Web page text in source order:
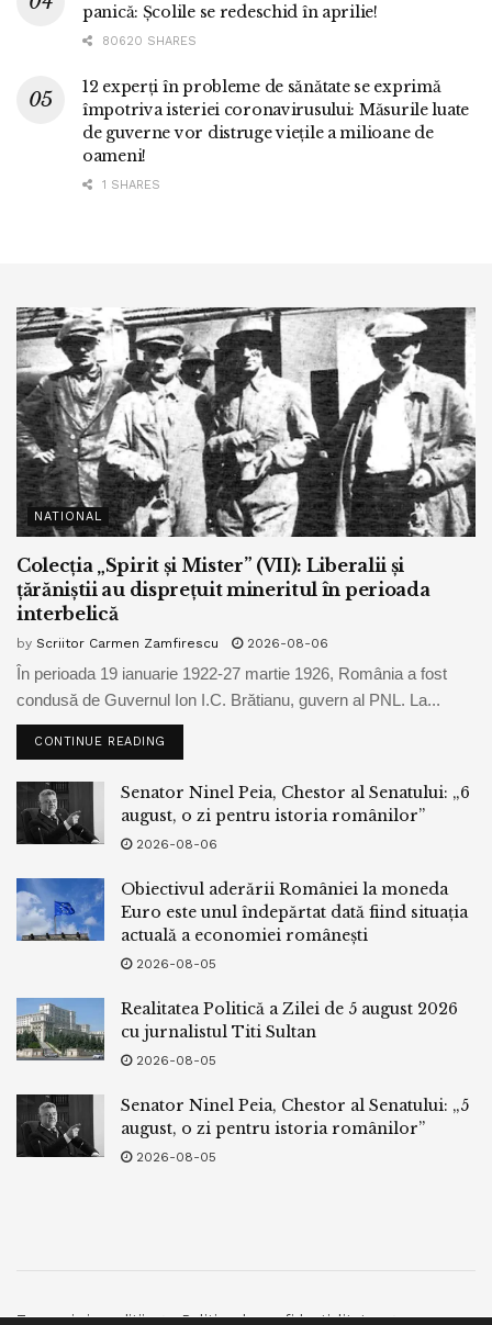
panică: Școlile se redeschid în aprilie!
80620 SHARES
12 experți în probleme de sănătate se exprimă
împotriva isteriei coronavirusului: Măsurile luate
de guverne vor distruge viețile a milioane de
oameni!
1 SHARES
NATIONAL
Colecția „Spirit și Mister” (VII): Liberalii și
țărăniștii au disprețuit mineritul în perioada
interbelică
by Scriitor Carmen Zamfirescu 2026-08-06
În perioada 19 ianuarie 1922-27 martie 1926, România a fost
condusă de Guvernul Ion I.C. Brătianu, guvern al PNL. La...
CONTINUE READING
Senator Ninel Peia, Chestor al Senatului: „6
august, o zi pentru istoria românilor”
2026-08-06
Obiectivul aderării României la moneda
Euro este unul îndepărtat dată fiind situația
actuală a economiei românești
2026-08-05
Realitatea Politică a Zilei de 5 august 2026
cu jurnalistul Titi Sultan
2026-08-05
Senator Ninel Peia, Chestor al Senatului: „5
august, o zi pentru istoria românilor”
2026-08-05
Termeni si conditii Politica de confidentialitate